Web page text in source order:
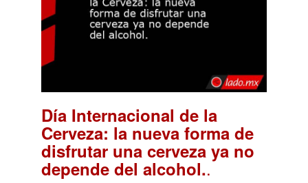
Día Internacional de la
Cerveza: la nueva forma de
disfrutar una cerveza ya no
depende del alcohol..